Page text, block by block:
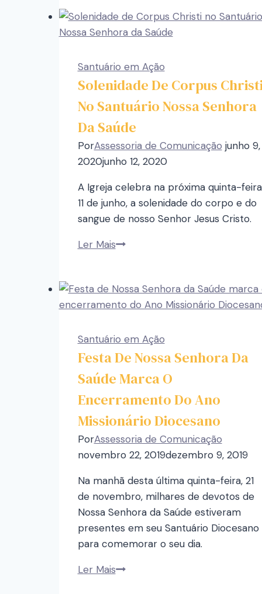
Santuário em Ação
Solenidade De Corpus
No Santuário Nossa Senhora
Da Saúde
PorAssessoria de Comunicação junho 9,
2020junho 12, 2020
A Igreja celebra na próxima quinta-
11 de junho, a solenidade do corpo e do
sangue de nosso Senhor Jesus Cristo.
Ler Mais
Santuário em Ação
Festa De Nossa Senhora Da
Saúde Marca O
Encerramento Do Ano
Missionário Diocesano
PorAssessoria de Comunicação
novembro 22, 2019dezembro 9, 2019
Na manhã desta última quinta-feira, 21
de novembro, milhares de devotos de
Nossa Senhora da Saúde estiveram
presentes em seu Santuário Diocesano
para comemorar o seu dia.
Ler Mais